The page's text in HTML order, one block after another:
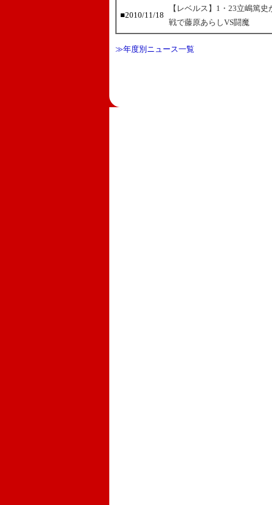
■2010/11/18
【レベルス】1・23立嶋篤
戦で藤原あらしVS闘魔
≫年度別ニュース一覧